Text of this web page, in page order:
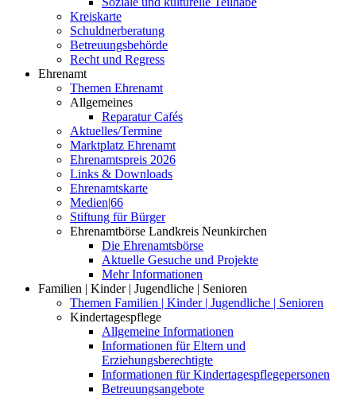
Kreiskarte
Schuldnerberatung
Betreuungsbehörde
Recht und Regress
Ehrenamt
Themen Ehrenamt
Allgemeines
Reparatur Cafés
Aktuelles/Termine
Marktplatz Ehrenamt
Ehrenamtspreis 2026
Links & Downloads
Ehrenamtskarte
Medien|66
Stiftung für Bürger
Ehrenamtbörse Landkreis Neunkirchen
Die Ehrenamtsbörse
Aktuelle Gesuche und Projekte
Mehr Informationen
Familien | Kinder | Jugendliche | Senioren
Themen Familien | Kinder | Jugendliche | Senioren
Kindertagespflege
Allgemeine Informationen
Informationen für Eltern und
Erziehungsberechtigte
Informationen für Kindertagespflegepersonen
Betreuungsangebote